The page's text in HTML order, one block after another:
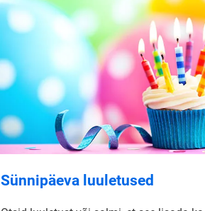
Sünnipäeva luuletused